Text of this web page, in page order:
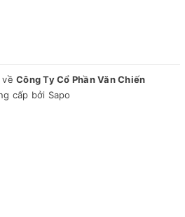
Công Ty Cổ Phần Văn Chiến
cấp bởi Sapo